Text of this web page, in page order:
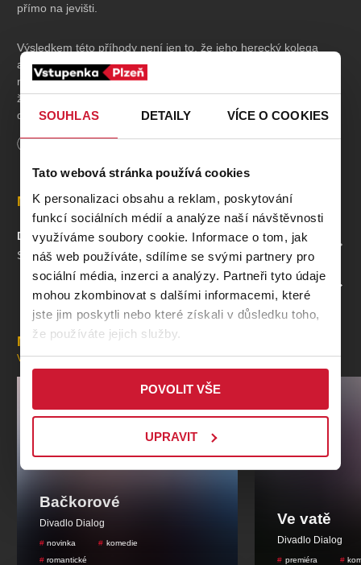
SOUHLAS DETAILY VÍCE O COOKIES
Tato webová stránka používá cookies
K personalizaci obsahu a reklam, poskytování
funkcí sociálních médií a analýze naší návštěvnosti
využíváme soubory cookie. Informace o tom, jak
náš web používáte, sdílíme se svými partnery pro
sociální média, inzerci a analýzy. Partneři tyto údaje
mohou zkombinovat s dalšími informacemi, které
jste jim poskytli nebo které získali v důsledku toho,
že používáte jejich služby.
POVOLIT VŠE
UPRAVIT
přímo na jevišti.
Výsledkem této příhody není jen to, že jeho herecký kolega
a nejlepší kamarád zařídí, aby se o něj doma starala divadelní
nápovědka, do našeho hlavního hrdiny zamilovaná, ale také to,
že se herec každý den mění v jednu z postav slavných
dramatiků.
starostlivé a příliš zaměstnané matce.
Prosadí svou matka nebo kamarád? Které hercovo alter ego
nakonec zvítězí? A bude happyend?
Tvůrci
Autor:Jakub Zindulka
Režie: Jakub Zindulka
Osoby a obsazení
Petr Rychlý
Michaela Badinková
Délka 120 minut
Místa
DIVADLO DIALOG
Smetanovy sady 9, Plzeň
ZOBRAZIT NA MAPĚ
PROFIL POŘADATELE DIVADLO DIALOG
Mohlo by se vám líbit
VŠECHNY AKCE
Bačkorové
Divadlo Dialog
novinka
komedie
romantické
Ve vatě
Divadlo Dialog
premiéra